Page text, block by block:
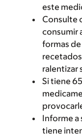
este
Consulte
consumir
formas
ralentizar
Si tiene
Informe a
tiene